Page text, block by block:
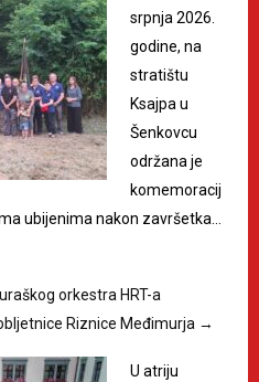
srpnja 2026.
godine, na
stratištu
Ksajpa u
Šenkovcu
održana je
komemoracij
ubijenima nakon završetka…
orkestra HRT-a
Riznice Međimurja →
U atriju